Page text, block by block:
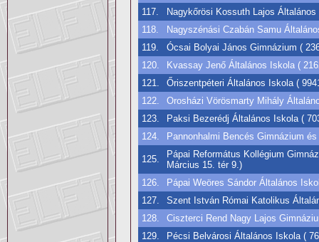
117.
Nagykőrösi Kossuth Lajos
118.
Nagyszénási Czabán Samu
119.
Ócsai Bolyai János Gimnázium (
120.
Kvassay Jenő Általános Iskola (
121.
Őriszentpéteri Általános Iskola (
122.
Orosházi Vörösmarty Mihály
123.
Paksi Bezerédj Általános Iskola (
124.
Pannonhalmi Bencés Gimnázium
125.
Pápai Református Kollégium
Március 15. tér 9.)
126.
Pápai Weöres Sándor Általános
127.
Szent István Római Katolikus
128.
Ciszterci Rend Nagy Lajos
129.
Pécsi Belvárosi Általános Iskola (